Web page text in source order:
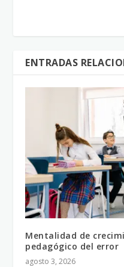
ENTRADAS
Mentalidad de
pedagógico del error
agosto 3, 2026